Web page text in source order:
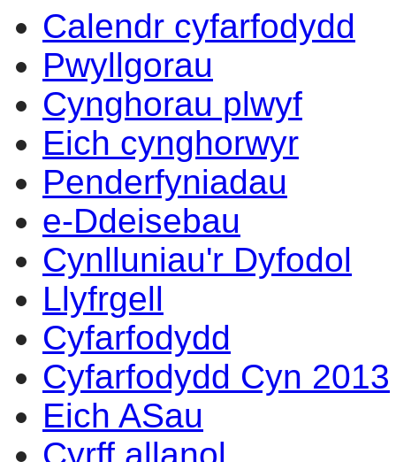
Calendr cyfarfodydd
Pwyllgorau
Cynghorau plwyf
Eich cynghorwyr
Penderfyniadau
e-Ddeisebau
Cynlluniau'r Dyfodol
Llyfrgell
Cyfarfodydd
Cyfarfodydd Cyn 2013
Eich ASau
14:00
14:00
14:00
14:00
16:00
14:00
14:00
14:00
14:00
14:00
10:00
10:00
17:30
12:00
10:00
17:00
15:30
13:30
14:00
14:00